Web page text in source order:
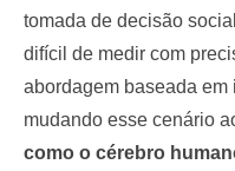
tomada de decisão
difícil de medir com
abordagem baseada em
mudando esse cenário
como o cérebro